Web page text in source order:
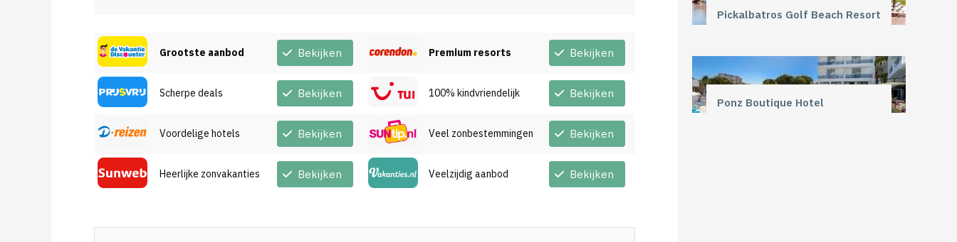
Grootste aanbod Bekijken
Scherpe deals Bekijken
Voordelige hotels Bekijken
Heerlijke zonvakanties Bekijken
Premium resorts Bekijken
100% kindvriendelijk Bekijken
Veel zonbestemmingen Bekijken
Veelzijdig aanbod Bekijken
Pickalbatros Golf Beach Resort
Ponz Boutique Hotel